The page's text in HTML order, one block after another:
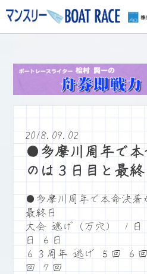
2018.09.02
●多摩川周年で本
のは３日目と最終
●多摩川周年で本命決着
最終日
大会 逃げ（万穴） １
日 ６日
６３周年 逃げ ５回 ６
回 ７回